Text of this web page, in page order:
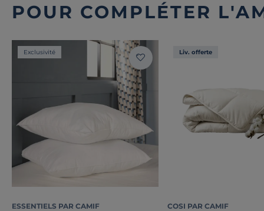
POUR COMPLÉTER
Exclusivité
ESSENTIELS PAR CAMIF
Liv. offerte
COSI PAR CAMIF